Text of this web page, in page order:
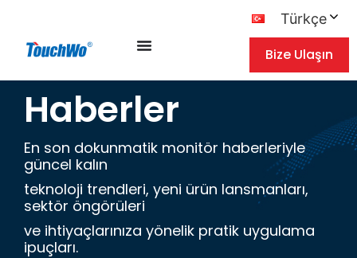
Türkçe
Bize Ulaşın
Haberler
En son dokunmatik monitör haberleriyle
güncel kalın
teknoloji trendleri, yeni ürün lansmanları,
sektör öngörüleri
ve ihtiyaçlarınıza yönelik pratik uygulama
ipuçları.